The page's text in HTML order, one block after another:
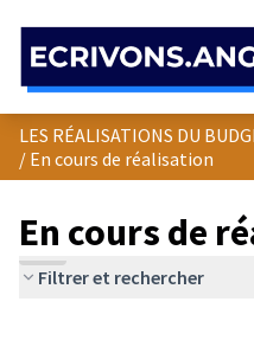
/ En cours de réalisation
En cours de
Filtrer et rechercher